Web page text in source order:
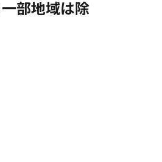
部地域は除